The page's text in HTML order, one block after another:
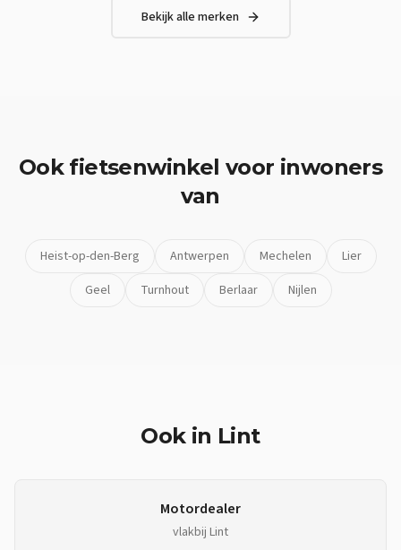
Bekijk alle merken
Ook fietsenwinkel voor inwoners
van
Heist-op-den-Berg Antwerpen Mechelen
Lier
Geel
Turnhout Berlaar Nijlen
Ook in Lint
Motordealer
vlakbij Lint